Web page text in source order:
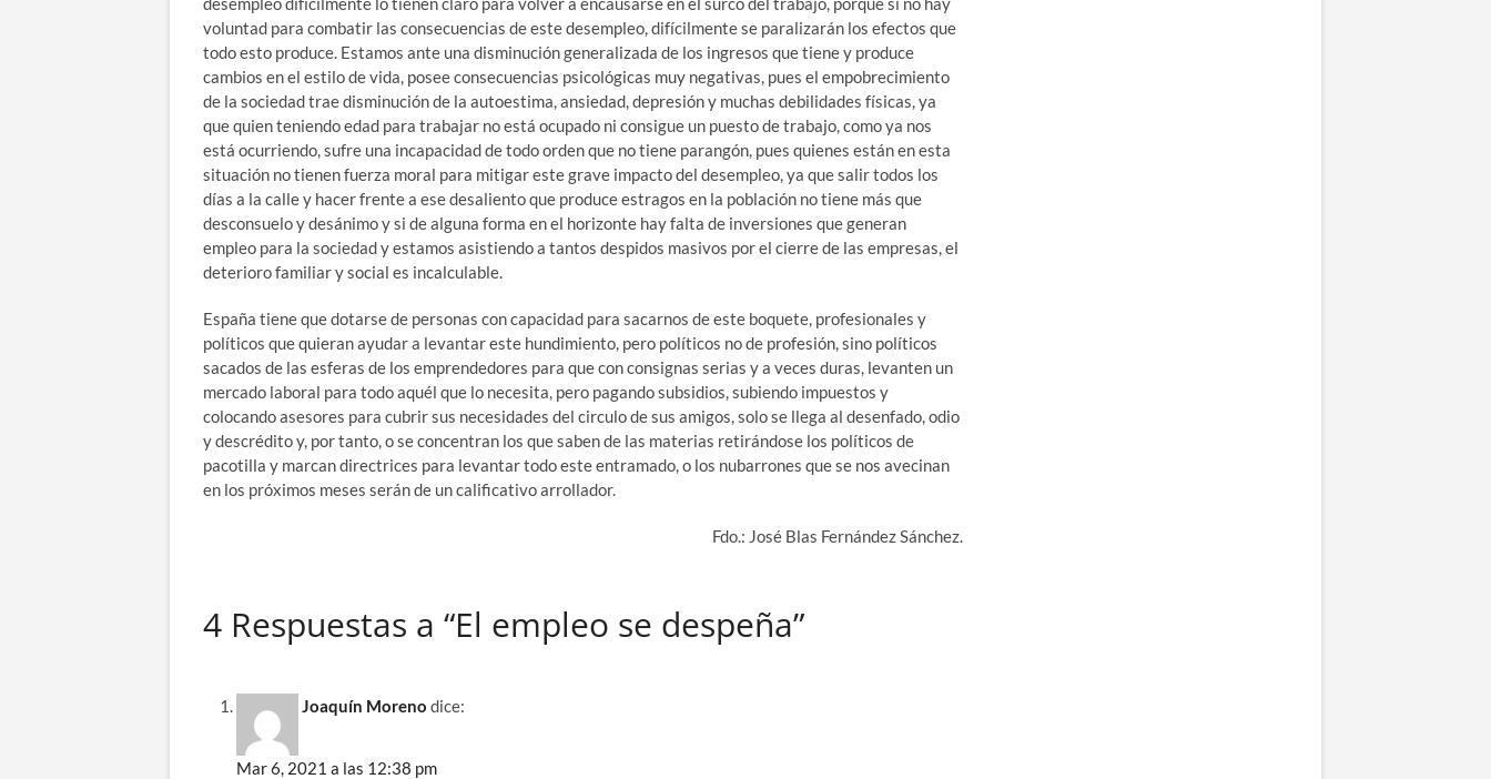
voluntad para combatir las consecuencias de este desempleo, difícilmente se paralizarán los efectos que
todo esto produce. Estamos ante una disminución generalizada de los ingresos que tiene y produce
cambios en el estilo de vida, posee consecuencias psicológicas muy negativas, pues el empobrecimiento
de la sociedad trae disminución de la autoestima, ansiedad, depresión y muchas debilidades físicas, ya
que quien teniendo edad para trabajar no está ocupado ni consigue un puesto de trabajo, como ya nos
está ocurriendo, sufre una incapacidad de todo orden que no tiene parangón, pues quienes están en esta
situación no tienen fuerza moral para mitigar este grave impacto del desempleo, ya que salir todos los
días a la calle y hacer frente a ese desaliento que produce estragos en la población no tiene más que
desconsuelo y desánimo y si de alguna forma en el horizonte hay falta de inversiones que generan
empleo para la sociedad y estamos asistiendo a tantos despidos masivos por el cierre de las empresas, el
deterioro familiar y social es incalculable.
España tiene que dotarse de personas con capacidad para sacarnos de este boquete, profesionales y
políticos que quieran ayudar a levantar este hundimiento, pero políticos no de profesión, sino políticos
sacados de las esferas de los emprendedores para que con consignas serias y a veces duras, levanten un
mercado laboral para todo aquél que lo necesita, pero pagando subsidios, subiendo impuestos y
colocando asesores para cubrir sus necesidades del circulo de sus amigos, solo se llega al desenfado, odio
y descrédito y, por tanto, o se concentran los que saben de las materias retirándose los políticos de
pacotilla y marcan directrices para levantar todo este entramado, o los nubarrones que se nos avecinan
en los próximos meses serán de un calificativo arrollador.
Fdo.: José Blas Fernández Sánchez.
4 Respuestas a “El empleo se despeña”
Joaquín Moreno dice:
Mar 6, 2021 a las 12:38 pm